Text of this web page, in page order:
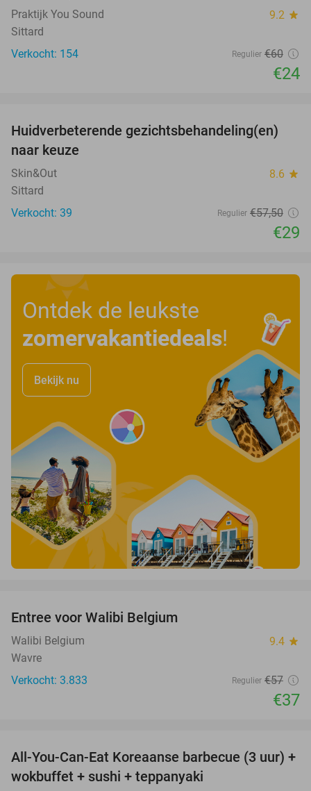
Praktijk You Sound 9.2 star
Sittard
Verkocht: 154
Regulier €60
€24
50%
Huidverbeterende gezichtsbehandeling(en)
naar keuze
Skin&Out 8.6 star
Sittard
Verkocht: 39
Regulier €57,50
€29
Ontdek de leukste
zomervakantiedeals!
Bekijk nu
Entree voor Walibi Belgium
Walibi Belgium 9.4 star
Wavre
Verkocht: 3.833
Regulier €57
€37
21%
All-You-Can-Eat Koreaanse barbecue (3 uur) +
wokbuffet + sushi + teppanyaki